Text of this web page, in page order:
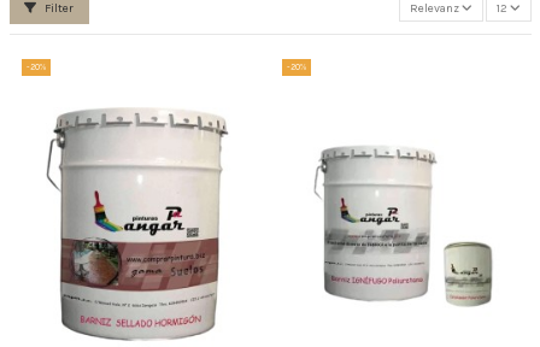
Filter Relevanz 12
-20% -20%